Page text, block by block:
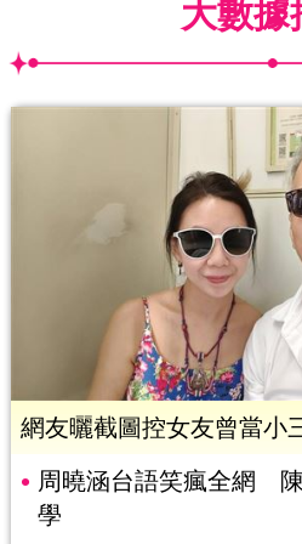
大數據
網友曬截圖控女友曾當
周曉涵台語笑瘋全網
學